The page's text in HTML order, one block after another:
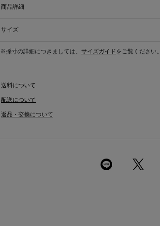
商品詳細
サイズ
※採寸の詳細につきましては、 サイズガイドをご覧ください。
送料について
配送について
返品・交換について